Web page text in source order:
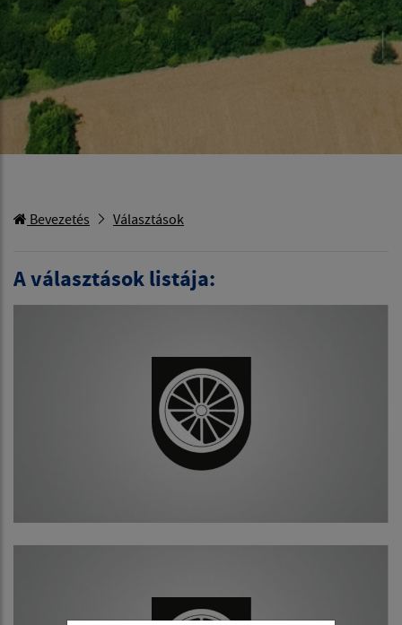
Bevezetés Választások
A választások listája: